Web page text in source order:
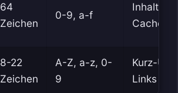
64
Zeichen
0-9, a-f
Cache-
8-22
Zeichen
A-Z, a-z, 0-
9
Kurz-
Links